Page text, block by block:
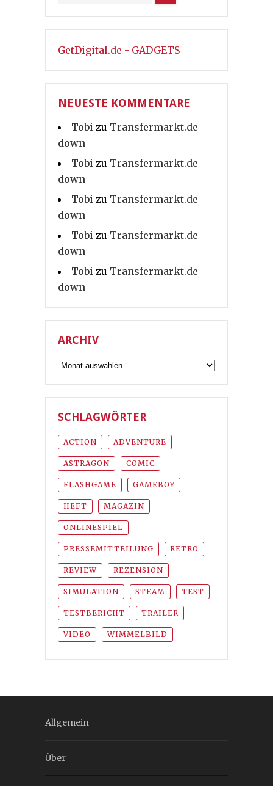
GetDigital.de - GADGETS
NEUESTE KOMMENTARE
Tobi zu Transfermarkt.de
down
Tobi zu Transfermarkt.de
down
Tobi zu Transfermarkt.de
down
Tobi zu Transfermarkt.de
down
Tobi zu Transfermarkt.de
down
ARCHIV
Archiv
SCHLAGWÖRTER
ACTION ADVENTURE
ASTRAGON COMIC
FLASHGAME GAMEBOY
HEFT MAGAZIN
ONLINESPIEL
PRESSEMITTEILUNG RETRO
REVIEW REZENSION
SIMULATION STEAM TEST
TESTBERICHT TRAILER
VIDEO WIMMELBILD
Allgemein
Über